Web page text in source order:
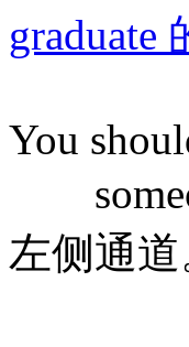
graduate
You
左侧通道